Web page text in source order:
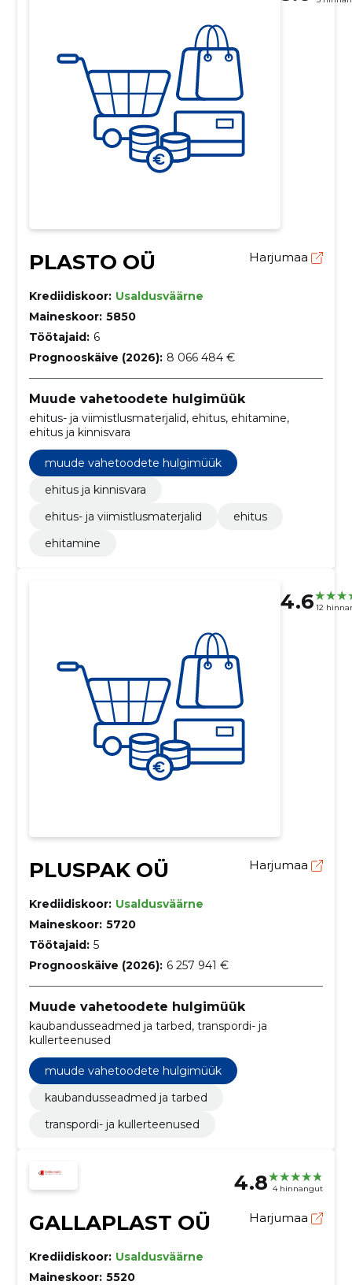
PLASTO OÜ Harjumaa
Krediidiskoor: Usaldusväärne
Maineskoor: 5850
Töötajaid: 6
Prognooskäive (2026): 8 066 484 €
Muude vahetoodete hulgimüük
ehitus- ja viimistlusmaterjalid, ehitus, ehitamine,
ehitus ja kinnisvara
muude vahetoodete hulgimüük
ehitus ja kinnisvara
ehitus- ja viimistlusmaterjalid
ehitus
ehitamine
4.6 12
PLUSPAK OÜ Harjumaa
Krediidiskoor: Usaldusväärne
Maineskoor: 5720
Töötajaid: 5
Prognooskäive (2026): 6 257 941 €
Muude vahetoodete hulgimüük
kaubandusseadmed ja tarbed, transpordi- ja
kullerteenused
muude vahetoodete hulgimüük
kaubandusseadmed ja tarbed
transpordi- ja kullerteenused
4.8 4 hinnangut
GALLAPLAST OÜ Harjumaa
Krediidiskoor: Usaldusväärne
Maineskoor: 5520